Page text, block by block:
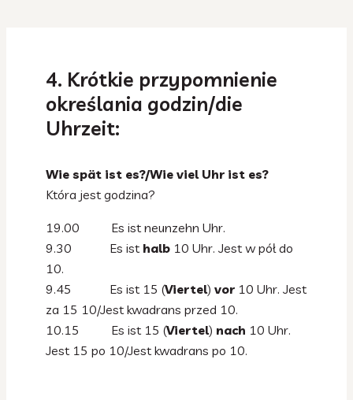
4. Krótkie przypomnienie
określania godzin/die
Uhrzeit:
Wie spät ist es?/Wie viel Uhr ist es?
Która jest godzina?
19.00 Es ist neunzehn Uhr.
9.30 Es ist halb 10 Uhr. Jest w pół do
10.
9.45 Es ist 15 (Viertel) vor 10 Uhr. Jest
za 15 10/Jest kwadrans przed 10.
10.15 Es ist 15 (Viertel) nach 10 Uhr.
Jest 15 po 10/Jest kwadrans po 10.